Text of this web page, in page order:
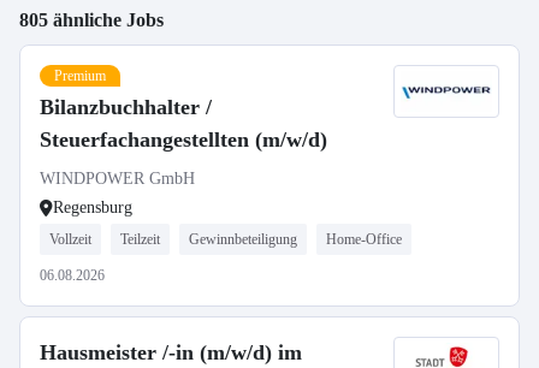
805 ähnliche Jobs
Premium
Bilanzbuchhalter /
Steuerfachangestellten (m/w/d)
WINDPOWER GmbH
Regensburg
Vollzeit Teilzeit Gewinnbeteiligung Home-Office
06.08.2026
Hausmeister /-in (m/w/d) im